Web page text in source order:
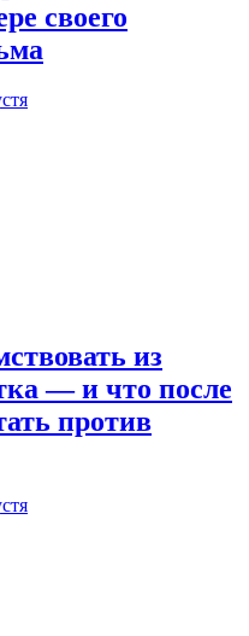
своего
из
— и что после
против